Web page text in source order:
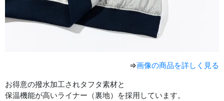
⇒画像の商品を詳しく見る
お得意の撥水加工されタフタ素材と
保温機能が高いライナー（裏地）を採用しています。